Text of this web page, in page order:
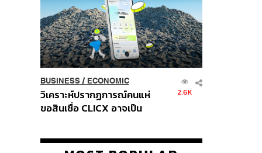
BUSINESS/ ECONOMIC
วิเคราะห์ปรากฏการณ์คนแห่
ขอสินเชื่อ CLICX อาจเป็น
ปัญหาหนี้ครัวเรือนไทยที่ถูกซุก
2.6K